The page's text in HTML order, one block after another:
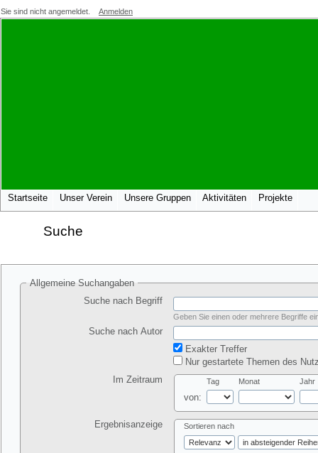
Sie sind nicht angemeldet. Anmelden
Startseite Unser Verein Unsere Gruppen Aktivitäten Projekte
Suche
Allgemeine Suchangaben
Suche nach Begriff
Geben Sie einen oder mehrere Begriffe
Suche nach Autor
Exakter Treffer
Nur gestartete Themen des
Im Zeitraum
von:
Tag Monat Jahr
Ergebnisanzeige Sortieren nach